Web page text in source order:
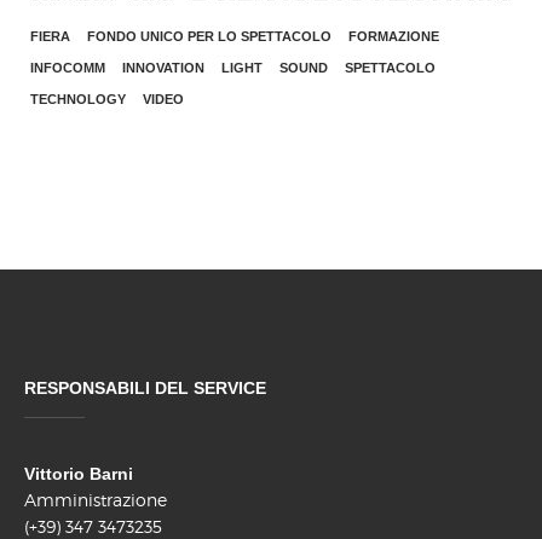
FIERA FONDO UNICO PER LO SPETTACOLO FORMAZIONE
INFOCOMM INNOVATION LIGHT SOUND SPETTACOLO
TECHNOLOGY VIDEO
RESPONSABILI DEL SERVICE
Vittorio Barni
Amministrazione
(+39) 347 3473235